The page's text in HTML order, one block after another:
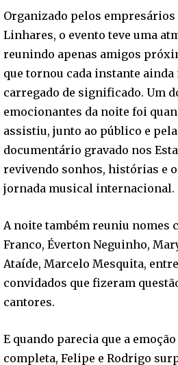
Organizado pelos empresários
Linhares, o evento teve uma
reunindo apenas amigos
que tornou cada instante ainda
carregado de significado. Um
emocionantes da noite foi
assistiu, junto ao público e
documentário gravado nos
revivendo sonhos, histórias e
jornada musical internacional.
A noite também reuniu nomes
Franco, Éverton Neguinho,
Ataíde, Marcelo Mesquita,
convidados que fizeram
cantores.
E quando parecia que a
completa, Felipe e Rodrigo